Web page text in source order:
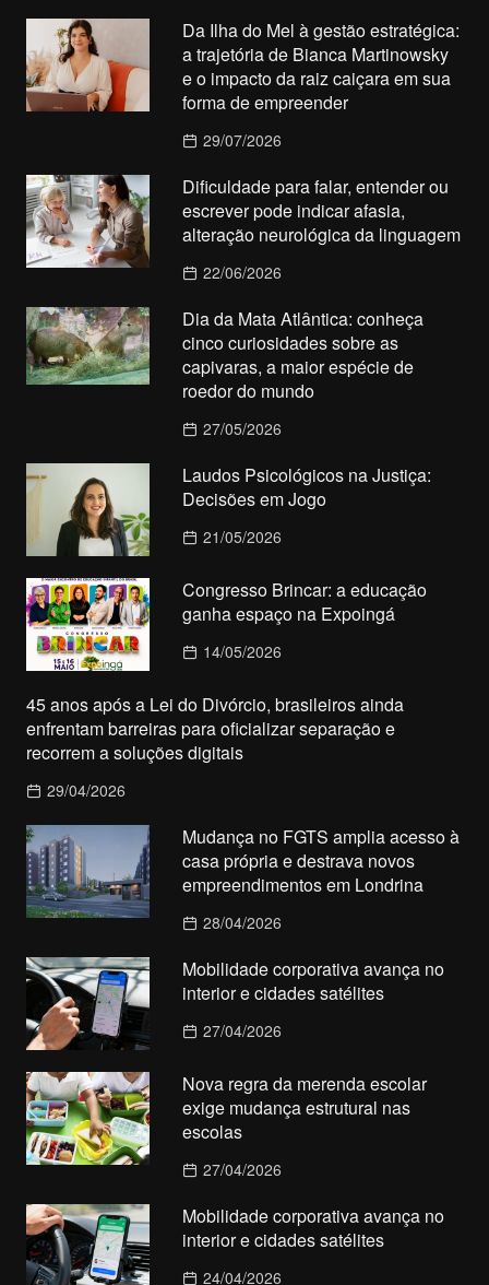
Da Ilha do Mel à gestão estratégica:
a trajetória de Bianca Martinowsky
e o impacto da raiz caiçara em sua
forma de empreender
29/07/2026
Dificuldade para falar, entender ou
escrever pode indicar afasia,
alteração neurológica da linguagem
22/06/2026
Dia da Mata Atlântica: conheça
cinco curiosidades sobre as
capivaras, a maior espécie de
roedor do mundo
27/05/2026
Laudos Psicológicos na Justiça:
Decisões em Jogo
21/05/2026
Congresso Brincar: a educação
ganha espaço na Expoingá
14/05/2026
45 anos após a Lei do Divórcio, brasileiros ainda
enfrentam barreiras para oficializar separação e
recorrem a soluções digitais
29/04/2026
Mudança no FGTS amplia acesso à
casa própria e destrava novos
empreendimentos em Londrina
28/04/2026
Mobilidade corporativa avança no
interior e cidades satélites
27/04/2026
Nova regra da merenda escolar
exige mudança estrutural nas
escolas
27/04/2026
Mobilidade corporativa avança no
interior e cidades satélites
24/04/2026